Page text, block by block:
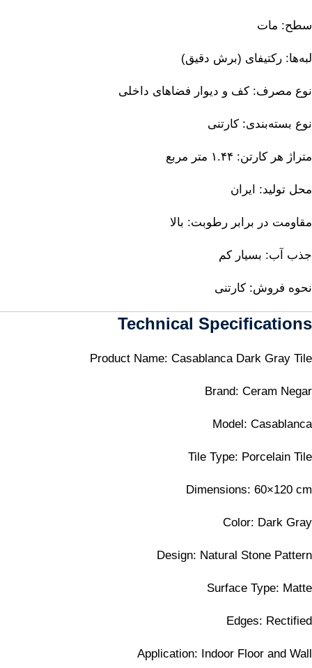
سطح: مات
لبه‌ها: رکتیفای (برش دقیق)
نوع مصرف: کف و دیوار فضاهای داخلی
نوع بسته‌بندی: کارتنی
متراژ هر کارتن: ۱.۴۴ متر مربع
محل تولید: ایران
مقاومت در برابر رطوبت: بالا
جذب آب: بسیار کم
نحوه فروش: کارتنی
Technical Specifications
Product Name: Casablanca Dark Gray Tile
Brand: Ceram Negar
Model: Casablanca
Tile Type: Porcelain Tile
Dimensions: 60×120 cm
Color: Dark Gray
Design: Natural Stone Pattern
Surface Type: Matte
Edges: Rectified
Application: Indoor Floor and Wall